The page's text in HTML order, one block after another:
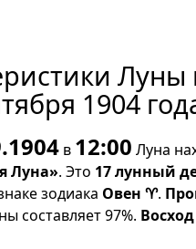
Луны
1904
в 12:00 Луна
Луна». Это 17 лунный
зодиака Овен ♈.
составляет 97%. Восход